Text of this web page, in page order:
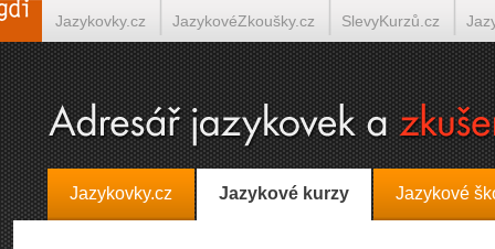
Jazykovky.cz Jazykové kurzy Jazykové
Jazykovky.cz JazykovéZkoušky.cz SlevyKurzů.cz
Španělština on-line Italština on-line Tlumočení-